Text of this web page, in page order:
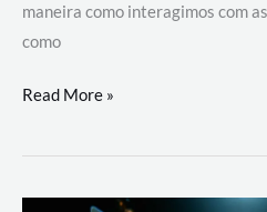
maneira como interagimos com
como
Desenvolvimento
um
Read More »